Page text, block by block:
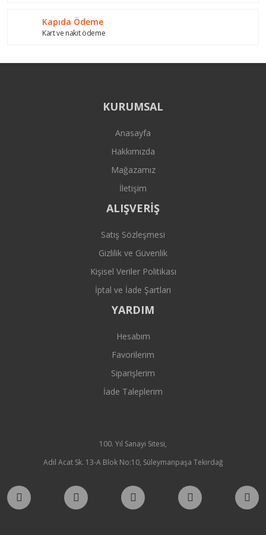
Kapıda Ödeme
Kart ve nakit ödeme
KURUMSAL
Anasayfa
Hakkımızda
Mağazamız
İletişim
ALIŞVERİŞ
Satış Sözleşmesi
Gizlilik ve Güvenlik
Kişisel Veriler Politikası
İptal ve İade Şartları
YARDIM
Hesabım
Favorilerim
Siparişlerim
İade Taleplerim
100. Yıl Sanayi Sitesi,
Adil Acat Sk. 13-A Blok No:10, Süleymanpaşa Tekirdağ